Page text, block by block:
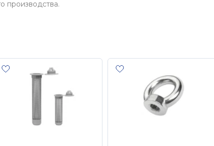
производства.